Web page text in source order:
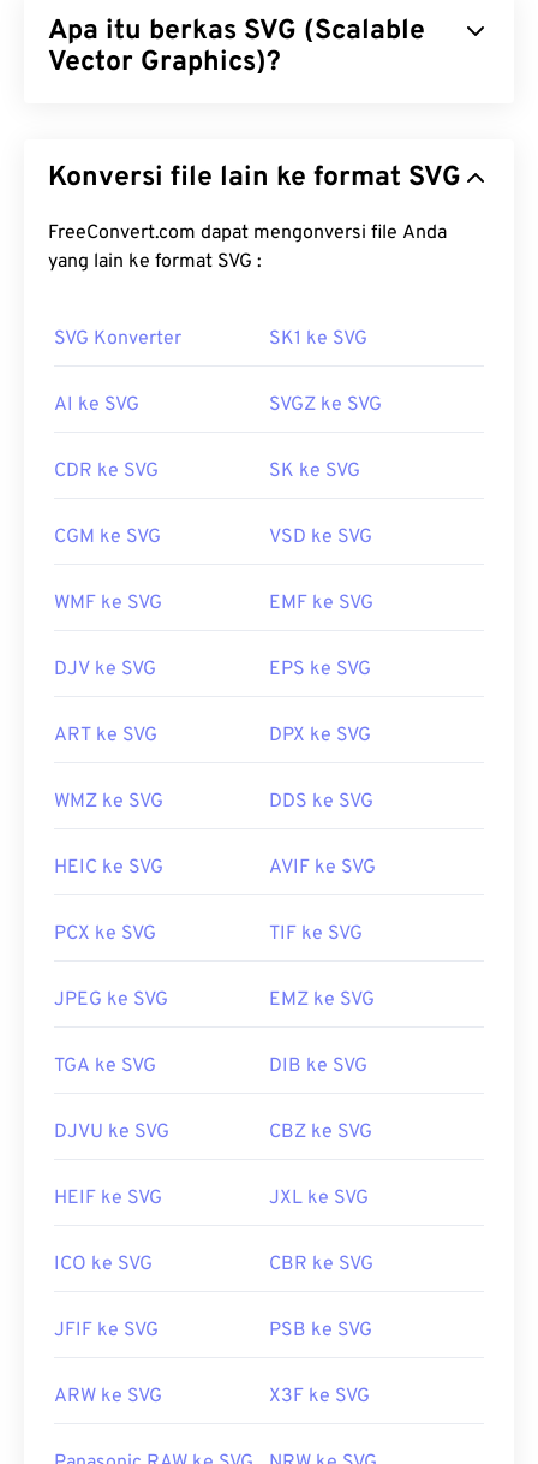
Apa itu berkas SVG (Scalable
Vector Graphics)?
resolusi. Format ini berbasis Extensible Markup
mendukung animasi terbatas. Keunggulan utama
penggunaan berkas SVG, sesuai namanya, adalah
Selain itu, SVG unik karena bukan merupakan
XML yang menyediakan informasi untuk membuat
SVG?
peramban web, seperti
Firefox atau Microsoft
dapat melihat teks terkait XML di editor teks
Anda dapat menggunakan program Adobe untuk
untuk menginstal plugin
SVG Kituntuk Adobe
daring. Untuk konversi ke jenis berkas non-vektor,
Untuk mengonversi berkas vektor seperti SVG ke
kami.
Dikembangkan oleh:
World Wide Web Consortium
Tautan yang berguna:
https://en.wikipedia.org/wiki/
Konversi file lain ke format SVG
FreeConvert.com dapat mengonversi file Anda
yang lain ke format SVG :
SVG Konverter SK1 ke SVG
AI ke SVG SVGZ ke SVG
CDR ke SVG SK ke SVG
CGM ke SVG VSD ke SVG
WMF ke SVG EMF ke SVG
DJV ke SVG EPS ke SVG
ART ke SVG DPX ke SVG
WMZ ke SVG DDS ke SVG
HEIC ke SVG AVIF ke SVG
PCX ke SVG TIF ke SVG
JPEG ke SVG EMZ ke SVG
TGA ke SVG DIB ke SVG
DJVU ke SVG CBZ ke SVG
HEIF ke SVG JXL ke SVG
ICO ke SVG CBR ke SVG
JFIF ke SVG PSB ke SVG
ARW ke SVG X3F ke SVG